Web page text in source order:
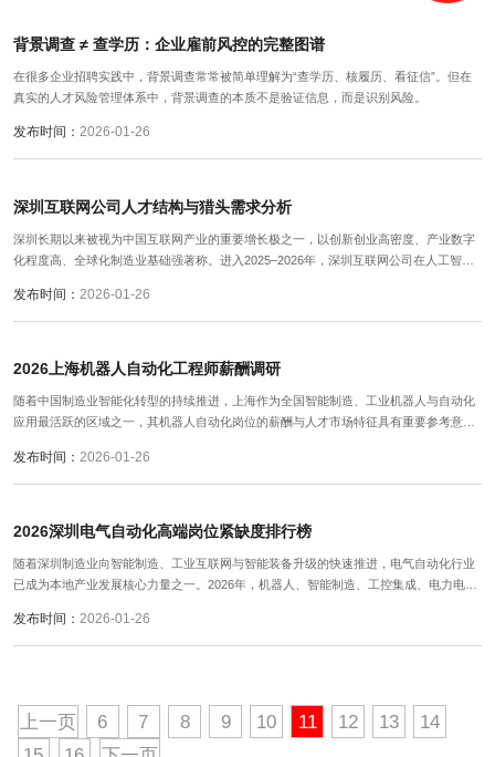
背景调查 ≠ 查学历：企业雇前风控的完整图谱
在很多企业招聘实践中，背景调查常常被简单理解为“查学历、核履历、看征信”。但在
真实的人才风险管理体系中，背景调查的本质不是验证信息，而是识别风险。
发布时间： 2026-01-26
深圳互联网公司人才结构与猎头需求分析
深圳长期以来被视为中国互联网产业的重要增长极之一，以创新创业高密度、产业数字
化程度高、全球化制造业基础强著称。进入2025–2026年，深圳互联网公司在人工智
推动产业从**“规模扩张”向“创新驱动与业务深度融合”**阶段转型。
发布时间： 2026-01-26
2026上海机器人自动化工程师薪酬调研
随着中国制造业智能化转型的持续推进，上海作为全国智能制造、工业机器人与自动化
应用最活跃的区域之一，其机器人自动化岗位的薪酬与人才市场特征具有重要参考意
案样本，对“机器人自动化工程师”岗位薪酬现状与趋势进行了系统调研与分析。
发布时间： 2026-01-26
2026深圳电气自动化高端岗位紧缺度排行榜
随着深圳制造业向智能制造、工业互联网与智能装备升级的快速推进，电气自动化行业
已成为本地产业发展核心力量之一。2026年，机器人、智能制造、工控集成、电力电子
求，形成持续的“人才紧缺”态势。
发布时间： 2026-01-26
上一页 6 7 8 9 10 11 12 13
14